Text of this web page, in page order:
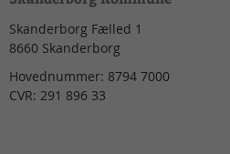
Skanderborg Fælled 1
8660 Skanderborg
Hovednummer: 8794 7000
CVR: 291 896 33